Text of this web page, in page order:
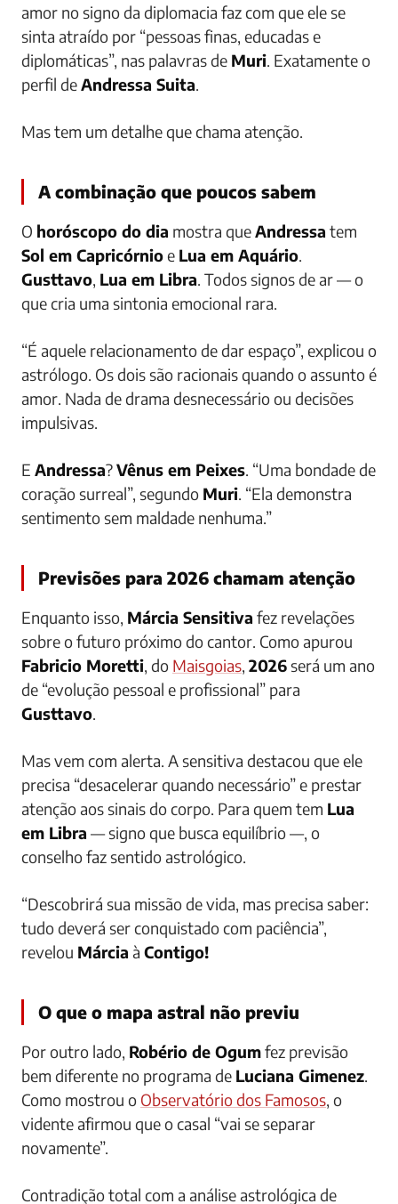
amor no signo da diplomacia faz com que ele se
sinta atraído por “pessoas finas, educadas e
diplomáticas”, nas palavras de Muri. Exatamente o
perfil deAndressa Suita.
Mas tem um detalhe que chama atenção.
A combinação que poucos sabem
O horóscopo do dia mostra queAndressa tem
Sol em Capricórnioe Lua em Aquário.
Gusttavo, Lua em Libra. Todos signos de ar — o
que cria uma sintonia emocional rara.
“É aquele relacionamento de dar espaço”, explicou o
astrólogo. Os dois são racionais quando o assunto é
amor. Nada de drama desnecessário ou decisões
impulsivas.
E Andressa?Vênus em Peixes. “Uma bondade de
coração surreal”, segundo Muri. “Ela demonstra
sentimento sem maldade nenhuma.”
Previsões para 2026 chamam atenção
Enquanto isso, Márcia Sensitiva fez revelações
sobre o futuro próximo do cantor. Como apurou
Fabricio Moretti, do Maisgoias, 2026será um ano
de “evolução pessoal e profissional” para
Gusttavo.
Mas vem com alerta. A sensitiva destacou que ele
precisa “desacelerar quando necessário” e prestar
atenção aos sinais do corpo. Para quem tem Lua
em Libra — signo que busca equilíbrio —, o
conselho faz sentido astrológico.
“Descobrirá sua missão de vida, mas precisa saber:
tudo deverá ser conquistado com paciência”,
revelou Márcia à Contigo!
O que o mapa astral não previu
Por outro lado, Robério de Ogumfez previsão
bem diferente no programa de Luciana Gimenez.
Como mostrou o Observatório dos Famosos, o
vidente afirmou que o casal “vai se separar
novamente”.
Contradição total com a análise astrológica de